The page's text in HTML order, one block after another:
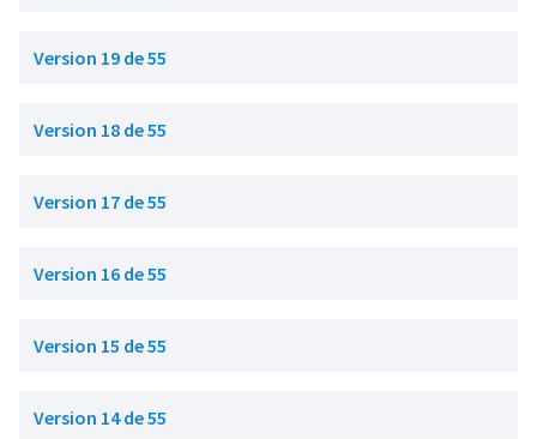
Version 19 de 55
Version 18 de 55
Version 17 de 55
Version 16 de 55
Version 15 de 55
Version 14 de 55